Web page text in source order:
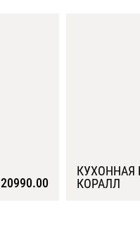
20990.00
КОРАЛЛ